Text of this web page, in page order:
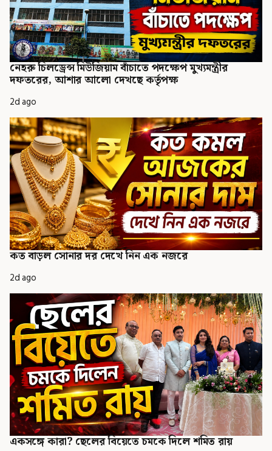
নেহরু চিলড্রেন্স মিউজিয়াম বাঁচাতে পদক্ষেপ মুখ্যমন্ত্রীর
দফতরের, আশার আলো দেখছে কর্তৃপক্ষ
2d ago
কত বাড়ল সোনার দর দেখে নিন এক নজরে
2d ago
একসঙ্গে কারা? ছেলের বিয়েতে চমকে দিলে শমিত রায়